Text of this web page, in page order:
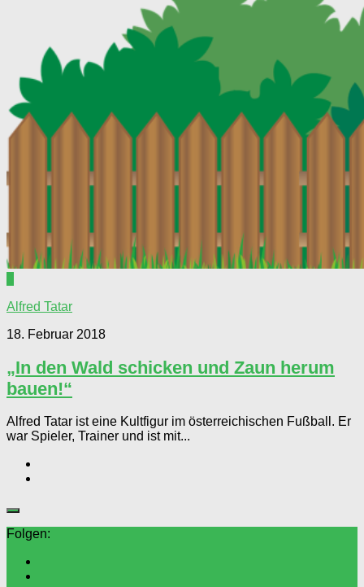
Alfred Tatar
18. Februar 2018
„In den Wald schicken und Zaun herum
bauen!“
Alfred Tatar ist eine Kultfigur im österreichischen Fußball. Er
war Spieler, Trainer und ist mit...
Folgen: